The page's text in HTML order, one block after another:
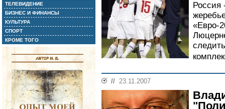
ТЕЛЕВИДЕНИЕ
БИЗНЕС И ФИНАНСЫ
КУЛЬТУРА
СПОРТ
КРОМЕ ТОГО
Россия
«Евро-
// 23.11.2007